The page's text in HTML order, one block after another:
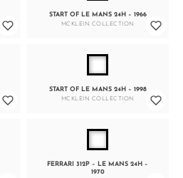
START OF LE MANS 24H – 1966
MCKLEIN COLLECTION
START OF LE MANS 24H – 1998
MCKLEIN COLLECTION
FERRARI 312P – LE MANS 24H –
1970